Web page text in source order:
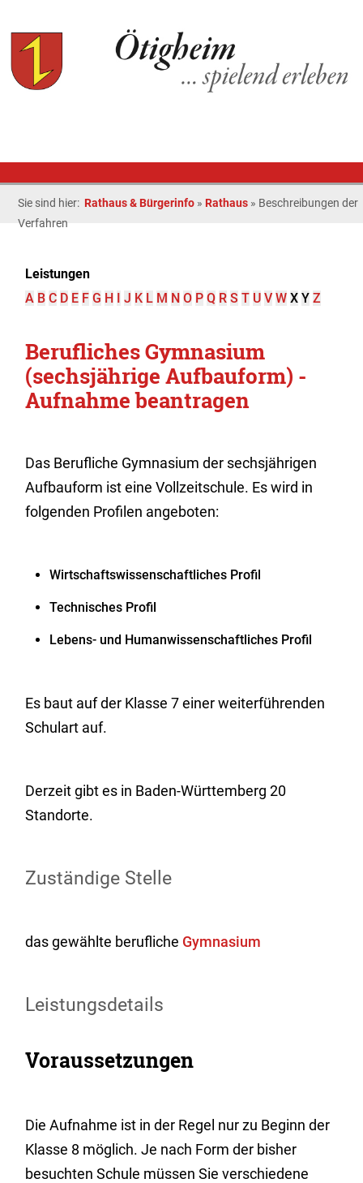
Sie sind hier: Rathaus & Bürgerinfo » Rathaus » Beschreibungen der
Verfahren
Leistungen
A B C D E F G H I J K L M N O P Q R S T U V W X Y Z
Berufliches Gymnasium
(sechsjährige Aufbauform) -
Aufnahme beantragen
Das Berufliche Gymnasium der sechsjährigen
Aufbauform ist eine Vollzeitschule. Es wird in
folgenden Profilen angeboten:
Wirtschaftswissenschaftliches Profil
Technisches Profil
Lebens- und Humanwissenschaftliches Profil
Es baut auf der Klasse 7 einer weiterführenden
Schulart auf.
Derzeit gibt es in Baden-Württemberg 20
Standorte.
Zuständige Stelle
das gewählte berufliche Gymnasium
Leistungsdetails
Voraussetzungen
Die Aufnahme ist in der Regel nur zu Beginn der
Klasse 8 möglich. Je nach Form der bisher
besuchten Schule müssen Sie verschiedene